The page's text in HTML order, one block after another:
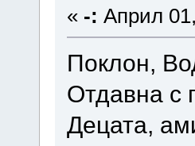
« -: Април
Поклон,
Отдавна с
Децата,